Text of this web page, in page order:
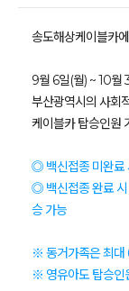
송도해상케이블카
9월 6일(월) ~ 10월
부산광역시의 사회
케이블카 탑승인원
◎ 백신접종 미완료
◎ 백신접종 완료 시
승 가능
※ 동거가족은 최대
※ 영유아도 탑승인